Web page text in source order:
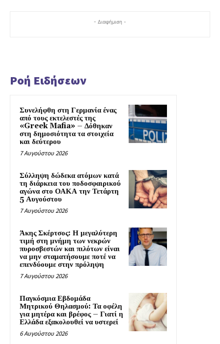
- Διαφήμιση -
Ροή Ειδήσεων
Συνελήφθη στη Γερμανία ένας
από τους εκτελεστές της
«Greek Mafia» – Δόθηκαν
στη δημοσιότητα τα στοιχεία
και δεύτερου
7 Αυγούστου 2026
Σύλληψη δώδεκα ατόμων κατά
τη διάρκεια του ποδοσφαιρικού
αγώνα στο ΟΑΚΑ την Τετάρτη
5 Αυγούστου
7 Αυγούστου 2026
Άκης Σκέρτσος: Η μεγαλύτερη
τιμή στη μνήμη των νεκρών
πυροσβεστών και πιλότων είναι
να μην σταματήσουμε ποτέ να
επενδύουμε στην πρόληψη
7 Αυγούστου 2026
Παγκόσμια Εβδομάδα
Μητρικού Θηλασμού: Τα οφέλη
για μητέρα και βρέφος – Γιατί η
Ελλάδα εξακολουθεί να υστερεί
6 Αυγούστου 2026